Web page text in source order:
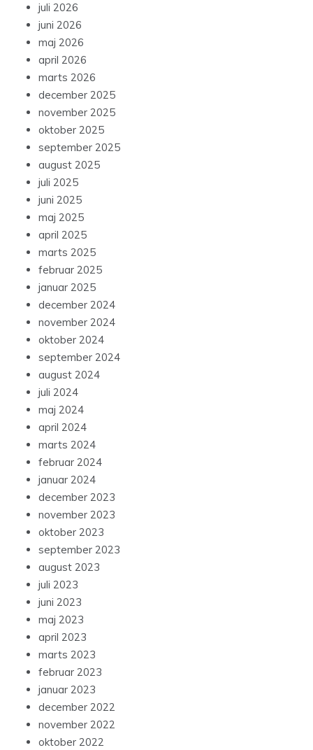
juli 2026
juni 2026
maj 2026
april 2026
marts 2026
december 2025
november 2025
oktober 2025
september 2025
august 2025
juli 2025
juni 2025
maj 2025
april 2025
marts 2025
februar 2025
januar 2025
december 2024
november 2024
oktober 2024
september 2024
august 2024
juli 2024
maj 2024
april 2024
marts 2024
februar 2024
januar 2024
december 2023
november 2023
oktober 2023
september 2023
august 2023
juli 2023
juni 2023
maj 2023
april 2023
marts 2023
februar 2023
januar 2023
december 2022
november 2022
oktober 2022